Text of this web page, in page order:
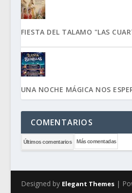
FIESTA DEL TALAMO "LAS
UNA NOCHE MÁGICA NOS
COMENTARIOS
Últimos comentarios Más comentadas
Designed by Elegant Themes|